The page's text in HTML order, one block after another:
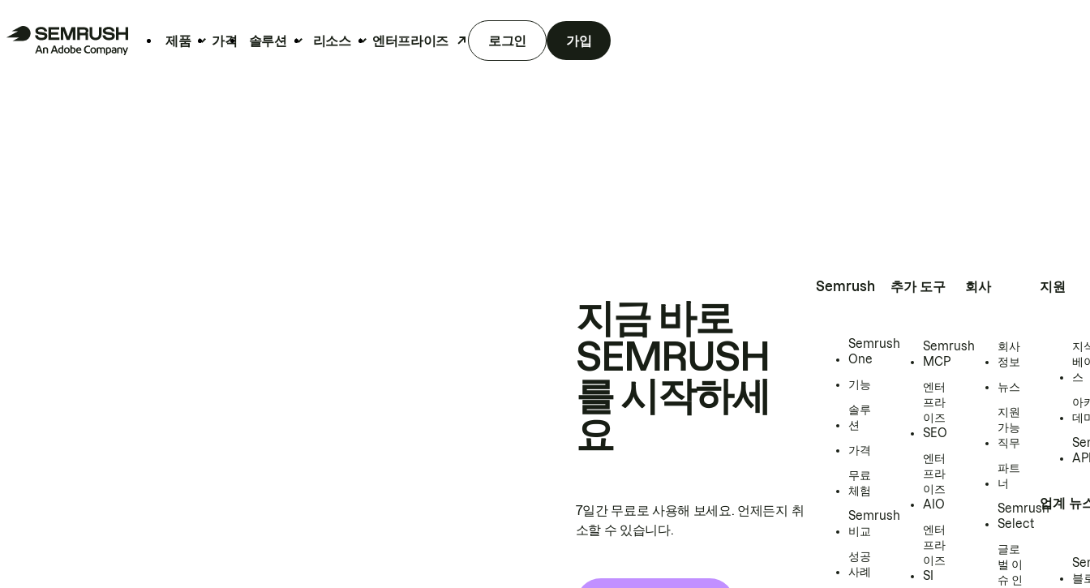
제품 가격 솔루션 리소스 엔터프라이즈 로그인 가입
지금 바로
SEMRUSH
를 시작하세
요
7일간 무료로 사용해 보세요. 언제든지 취
소할 수 있습니다.
Semrush
Semrush
One
기능
솔루
션
가격
무료
체험
Semrush
비교
성공
사례
추가 도구
Semrush
MCP
엔터
프라
이즈
SEO
엔터
프라
이즈
AIO
엔터
프라
이즈
SI
회사
회사
정보
뉴스
지원
가능
직무
파트
너
Semrush
Select
글로
벌 이
슈 인
지원
지
베
스
아
데
업계 뉴
블